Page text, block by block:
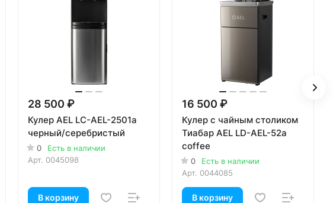
28 500 ₽
Кулер AEL LC-AEL-2501a
черный/серебристый
0
Есть в наличии
Арт. 0045098
В корзину
16 500 ₽
Кулер с чайным столиком
Тиабар AEL LD-AEL-52a
coffee
0
Есть в наличии
Арт. 0044085
В корзину